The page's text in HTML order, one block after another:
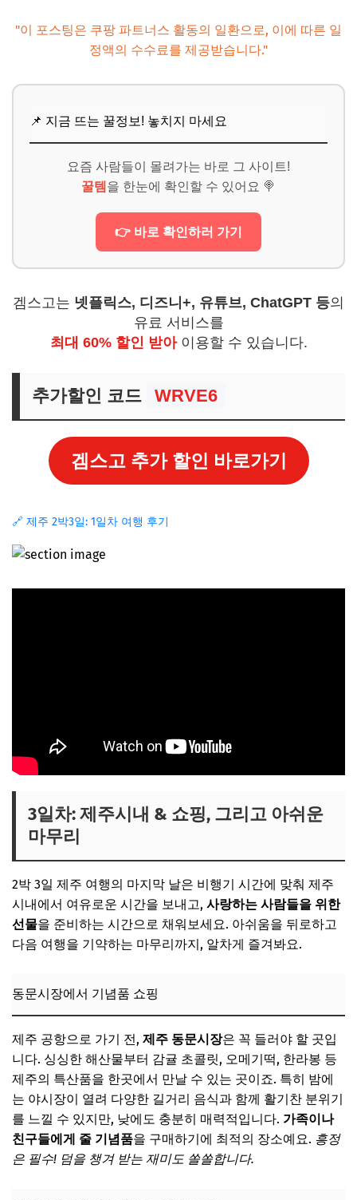
"이 포스팅은 쿠팡 파트너스 활동의 일환으로, 이에 따른 일
정액의 수수료를 제공받습니다."
📌 지금 뜨는 꿀정보! 놓치지 마세요
요즘 사람들이 몰려가는 바로 그 사이트!
꿀템 을 한눈에 확인할 수 있어요 🍭
👉 바로 확인하러 가기
겜스고는 넷플릭스, 디즈니+, 유튜브, ChatGPT 등의
유료 서비스를
최대 60% 할인 받아이용할 수 있습니다.
추가할인 코드 WRVE6
겜스고 추가 할인 바로가기
🔗 제주 2박3일: 1일차 여행 후기
3일차: 제주시내 & 쇼핑, 그리고 아쉬운
마무리
2박 3일 제주 여행의 마지막 날은 비행기 시간에 맞춰 제주
시내에서 여유로운 시간을 보내고, 사랑하는 사람들을 위한
선물을 준비하는 시간으로 채워보세요. 아쉬움을 뒤로하고
다음 여행을 기약하는 마무리까지, 알차게 즐겨봐요.
동문시장에서 기념품 쇼핑
제주 공항으로 가기 전, 제주 동문시장은 꼭 들러야 할 곳입
니다. 싱싱한 해산물부터 감귤 초콜릿, 오메기떡, 한라봉 등
제주의 특산품을 한곳에서 만날 수 있는 곳이죠. 특히 밤에
는 야시장이 열려 다양한 길거리 음식과 함께 활기찬 분위기
를 느낄 수 있지만, 낮에도 충분히 매력적입니다. 가족이나
친구들에게 줄 기념품을 구매하기에 최적의 장소예요. 흥정
은 필수! 덤을 챙겨 받는 재미도 쏠쏠합니다.